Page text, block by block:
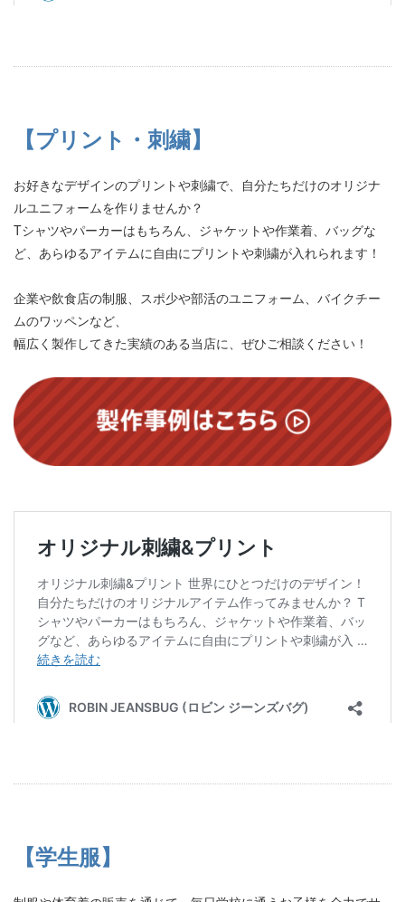
【プリント・刺繍】
お好きなデザインのプリントや刺繍で、自分たちだけのオリジナ
ルユニフォームを作りませんか？
Tシャツやパーカーはもちろん、ジャケットや作業着、バッグな
ど、あらゆるアイテムに自由にプリントや刺繍が入れられます！
企業や飲食店の制服、スポ少や部活のユニフォーム、バイクチー
ムのワッペンなど、
幅広く製作してきた実績のある当店に、ぜひご相談ください！
【学生服】